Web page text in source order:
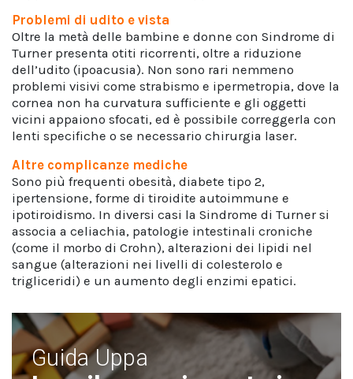
Problemi di udito e vista
Oltre la metà delle bambine e donne con Sindrome di
Turner presenta otiti ricorrenti, oltre a riduzione
dell’udito (ipoacusia). Non sono rari nemmeno
problemi visivi come strabismo e ipermetropia, dove la
cornea non ha curvatura sufficiente e gli oggetti
vicini appaiono sfocati, ed è possibile correggerla con
lenti specifiche o se necessario chirurgia laser.
Altre complicanze mediche
Sono più frequenti obesità, diabete tipo 2,
ipertensione, forme di tiroidite autoimmune e
ipotiroidismo. In diversi casi la Sindrome di Turner si
associa a celiachia, patologie intestinali croniche
(come il morbo di Crohn), alterazioni dei lipidi nel
sangue (alterazioni nei livelli di colesterolo e
trigliceridi) e un aumento degli enzimi epatici.
Guida Uppa